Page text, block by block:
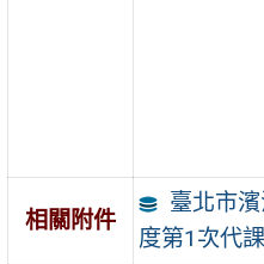
相關附件
臺北市
度第1次代